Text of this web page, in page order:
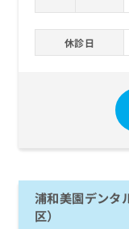
休診日
浦和美園デンタ
区）